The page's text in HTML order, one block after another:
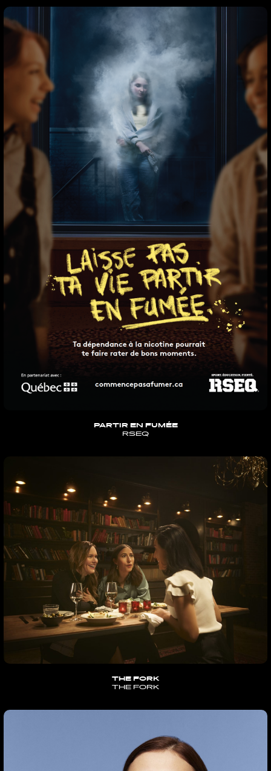
PARTIR EN FUMÉE
RSEQ
THE FORK
THE FORK